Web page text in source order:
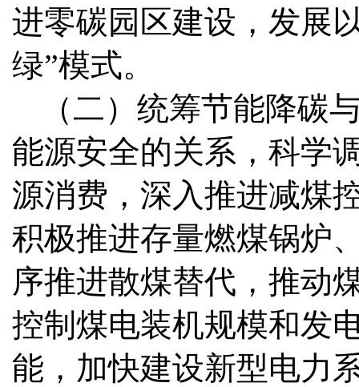
进零碳园区建设，发展
绿”模式。
（二）统筹节能降碳
能源安全的关系，科学
源消费，深入推进减煤
积极推进存量燃煤锅炉
序推进散煤替代，推动
控制煤电装机规模和发
能，加快建设新型电力